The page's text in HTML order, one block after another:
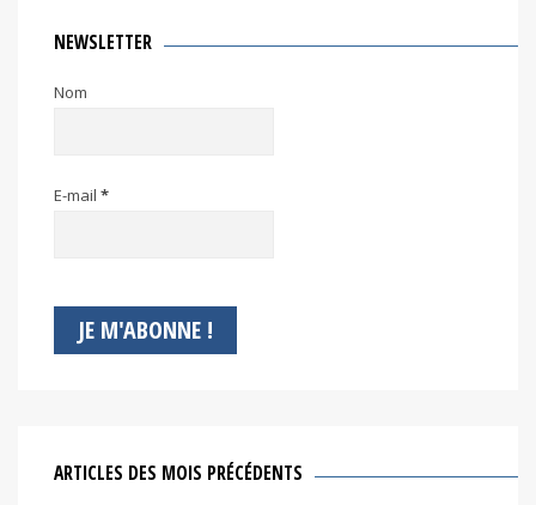
NEWSLETTER
Nom
E-mail *
ARTICLES DES MOIS PRÉCÉDENTS